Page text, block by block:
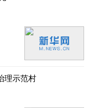
理示范村